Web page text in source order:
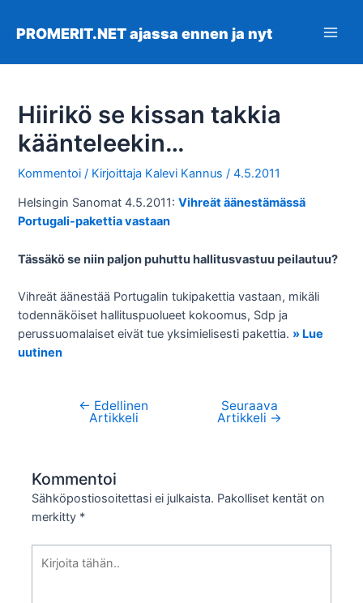
sisältöön
PROMERIT.NET ajassa ennen ja nyt
Hiirikö se kissan takkia
käänteleekin…
Kommentoi / Kirjoittaja Kalevi Kannus/4.5.2011
Helsingin Sanomat 4.5.2011:Vihreät äänestämässä
Portugali-pakettia vastaan
Tässäkö se niin paljon puhuttu hallitusvastuu peilautuu?
Vihreät äänestää Portugalin tukipakettia vastaan, mikäli
todennäköiset hallituspuolueet kokoomus, Sdp ja
perussuomalaiset eivät tue yksimielisesti pakettia. » Lue
uutinen
Artikkelien
← Edellinen
Artikkeli
Seuraava
Artikkeli →
Kommentoi
Sähköpostiosoitettasi ei julkaista. Pakolliset kentät on
merkitty *
tähän..